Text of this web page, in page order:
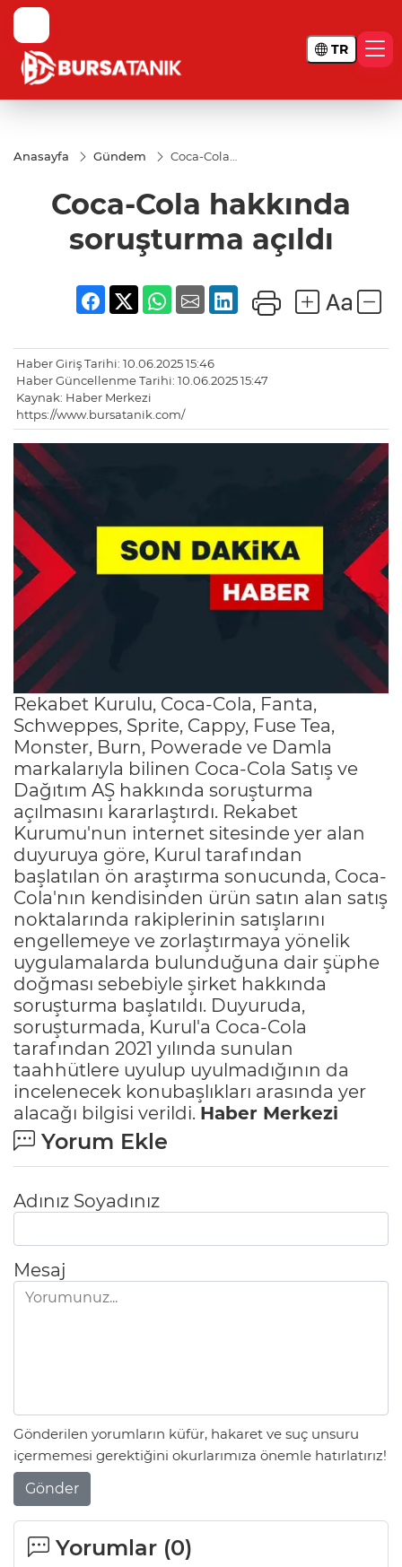
TR
Anasayfa Gündem
Coca-Cola
açıldı
Coca-Cola hakkında
soruşturma açıldı
Haber Giriş Tarihi: 10.06.2025 15:46
Haber Güncellenme Tarihi: 10.06.2025 15:47
Kaynak: Haber Merkezi
https://www.bursatanik.com/
Rekabet Kurulu, Coca-Cola, Fanta,
Schweppes, Sprite, Cappy, Fuse Tea,
Monster, Burn, Powerade ve Damla
markalarıyla bilinen Coca-Cola Satış ve
Dağıtım AŞ hakkında soruşturma
açılmasını kararlaştırdı. Rekabet
Kurumu'nun internet sitesinde yer alan
duyuruya göre, Kurul tarafından
başlatılan ön araştırma sonucunda, Coca-
Cola'nın kendisinden ürün satın alan satış
noktalarında rakiplerinin satışlarını
engellemeye ve zorlaştırmaya yönelik
uygulamalarda bulunduğuna dair şüphe
doğması sebebiyle şirket hakkında
soruşturma başlatıldı. Duyuruda,
soruşturmada, Kurul'a Coca-Cola
tarafından 2021 yılında sunulan
taahhütlere uyulup uyulmadığının da
incelenecek konubaşlıkları arasında yer
alacağı bilgisi verildi. Haber Merkezi
Yorum Ekle
Adınız Soyadınız
Mesaj
Gönderilen yorumların küfür, hakaret ve suç unsuru
içermemesi gerektiğini okurlarımıza önemle hatırlatırız!
Gönder
Yorumlar (0)